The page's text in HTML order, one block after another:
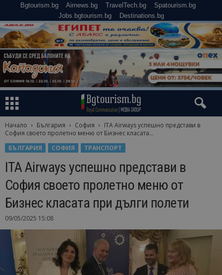
Bgtourism.bg Airnews.bg TravelTech.bg
Spatourism.bg
Jobs.bgtourism.bg
Destinations.bg
Начало България София
ITA Airways успешно представи в
София своето пролетно меню от Бизнес класата...
БЪЛГАРИЯ
СОФИЯ ТРАНСПОРТ
ITA Airways успешно представи в
София своето пролетно меню от
Бизнес класата при дълги полети
09/05/2025 15:08